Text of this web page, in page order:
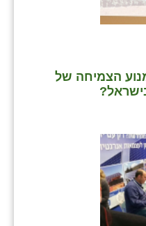
הצמיחה של